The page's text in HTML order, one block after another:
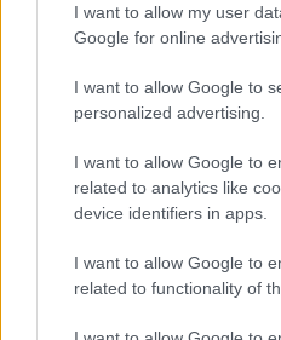
I want to allow my user
Google for online
I want to allow Google to
personalized advertising.
I want to allow Google to
related to analytics like
device identifiers in apps.
I want to allow Google to
related to functionality of
Ο Καρέτσας
Η Μίλαν έχει ξεχωρίσει την
μεσοεπιθετικό να
«ροσονέρι» για την
νέος προπονητής της Μίλαν,
σχηματίσει πολύ θετική